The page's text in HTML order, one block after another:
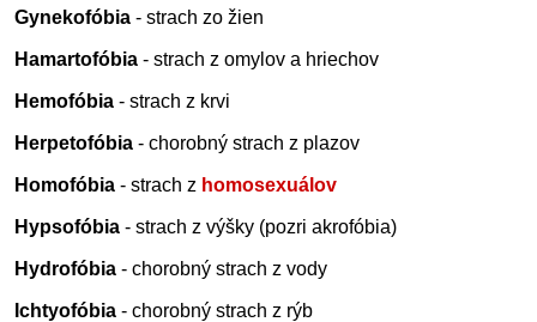
Gynekofóbia - strach zo žien
Hamartofóbia - strach z omylov a hriechov
Hemofóbia - strach z krvi
Herpetofóbia - chorobný strach z plazov
Homofóbia - strach z homosexuálov
Hypsofóbia - strach z výšky (pozri akrofóbia)
Hydrofóbia - chorobný strach z vody
Ichtyofóbia - chorobný strach z rýb